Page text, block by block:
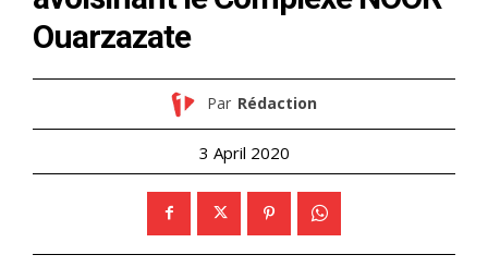
Ouarzazate
Par Rédaction
3 April 2020